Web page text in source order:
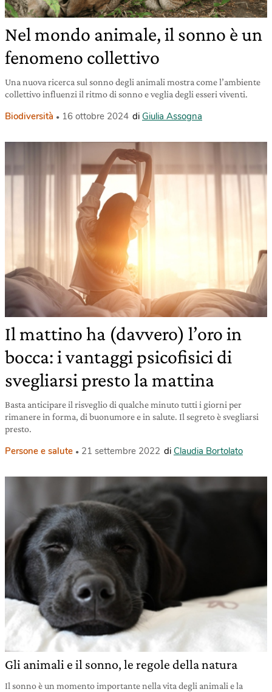
Nel mondo animale, il sonno è un
fenomeno collettivo
Una nuova ricerca sul sonno degli animali mostra come l’ambiente
collettivo influenzi il ritmo di sonno e veglia degli esseri viventi.
Biodiversità 16 ottobre 2024 di Giulia Assogna
Il mattino ha (davvero) l’oro in
bocca: i vantaggi psicofisici di
svegliarsi presto la mattina
Basta anticipare il risveglio di qualche minuto tutti i giorni per
rimanere in forma, di buonumore e in salute. Il segreto è svegliarsi
presto.
Persone e salute 21 settembre 2022 di Claudia Bortolato
Gli animali e il sonno, le regole della natura
Il sonno è un momento importante nella vita degli animali e la